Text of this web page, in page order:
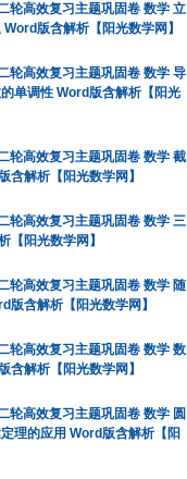
轮高效复习主题巩固卷 数学 立
版含解析【阳光数学网】
轮高效复习主题巩固卷 数学 导
单调性 Word版含解析【阳光
轮高效复习主题巩固卷 数学 截
含解析【阳光数学网】
轮高效复习主题巩固卷 数学 三
【阳光数学网】
轮高效复习主题巩固卷 数学 随
版含解析【阳光数学网】
轮高效复习主题巩固卷 数学 数
含解析【阳光数学网】
轮高效复习主题巩固卷 数学 圆
理的应用 Word版含解析【阳